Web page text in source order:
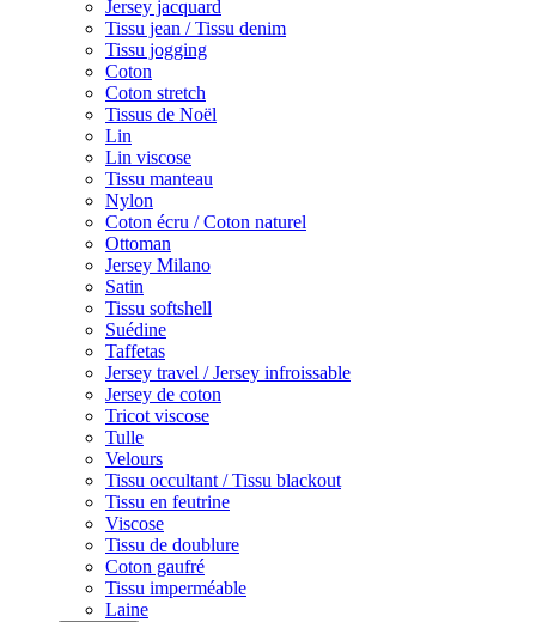
Jersey jacquard
Tissu jean / Tissu denim
Tissu jogging
Coton
Coton stretch
Tissus de Noël
Lin
Lin viscose
Tissu manteau
Nylon
Coton écru / Coton naturel
Ottoman
Jersey Milano
Satin
Tissu softshell
Suédine
Taffetas
Jersey travel / Jersey infroissable
Jersey de coton
Tricot viscose
Tulle
Velours
Tissu occultant / Tissu blackout
Tissu en feutrine
Viscose
Tissu de doublure
Coton gaufré
Tissu imperméable
Laine